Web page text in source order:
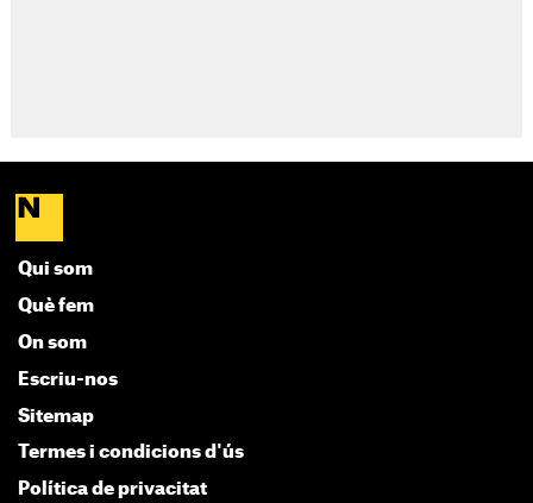
Qui som
Què fem
On som
Escriu-nos
Sitemap
Termes i condicions d'ús
Política de privacitat